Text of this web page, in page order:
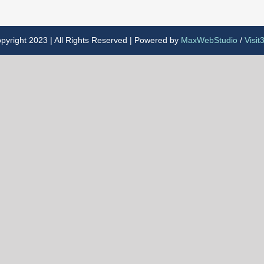
2023 | All Rights Reserved | Powered by MaxWebStudio/